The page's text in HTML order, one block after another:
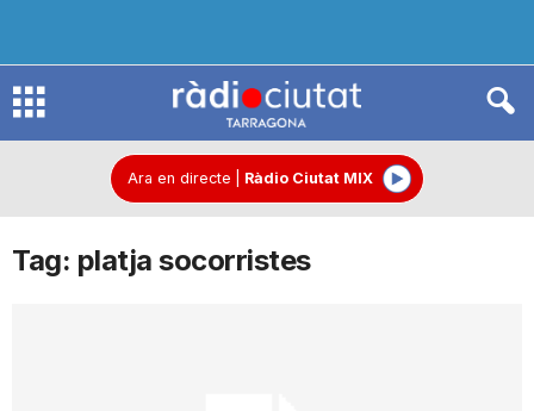
R
d
Ara en directe Ràdio Ciutat MIX
Tag: platja socorristes